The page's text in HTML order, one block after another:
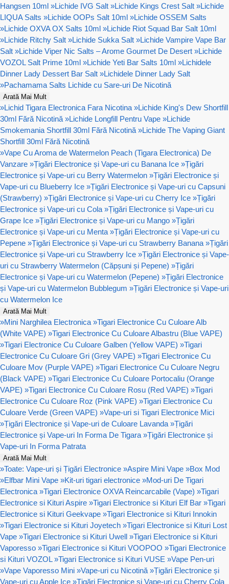
Hangsen 10ml »Lichide IVG Salt »Lichide Kings Crest Salt »Lichide
LIQUA Salts »Lichide OOPs Salt 10ml »Lichide OSSEM Salts
»Lichide OXVA OX Salts 10ml »Lichide Riot Squad Bar Salt 10ml
»Lichide Ritchy Salt »Lichide Sukka Salt »Lichide Vampire Vape Bar
Salt »Lichide Viper Nic Salts – Arome Gourmet De Desert »Lichide
VOZOL Salt Prime 10ml »Lichide Yeti Bar Salts 10ml »Lichidele
Dinner Lady Dessert Bar Salt »Lichidele Dinner Lady Salt
»Pachamama Salts Lichide cu Sare-uri De Nicotină
Arată Mai Mult
»Lichid Tigara Electronica Fara Nicotina »Lichide King's Dew Shortfill
30ml Fără Nicotină »Lichide Longfill Pentru Vape »Lichide
Smokemania Shortfill 30ml Fără Nicotină »Lichide The Vaping Giant
Shortfill 30ml Fără Nicotină
»Vape Cu Aroma de Watermelon Peach (Tigara Electronica) De
Vanzare »Țigări Electronice și Vape-uri cu Banana Ice »Țigări
Electronice și Vape-uri cu Berry Watermelon »Țigări Electronice și
Vape-uri cu Blueberry Ice »Țigări Electronice și Vape-uri cu Capsuni
(Strawberry) »Țigări Electronice și Vape-uri cu Cherry Ice »Țigări
Electronice și Vape-uri cu Cola »Țigări Electronice și Vape-uri cu
Grape Ice »Țigări Electronice și Vape-uri cu Mango »Țigări
Electronice și Vape-uri cu Menta »Țigări Electronice și Vape-uri cu
Pepene »Țigări Electronice și Vape-uri cu Strawberry Banana »Țigări
Electronice și Vape-uri cu Strawberry Ice »Țigări Electronice și Vape-
uri cu Strawberry Watermelon (Căpșuni și Pepene) »Țigări
Electronice și Vape-uri cu Watermelon (Pepene) »Țigări Electronice
și Vape-uri cu Watermelon Bubblegum »Țigări Electronice și Vape-uri
cu Watermelon Ice
Arată Mai Mult
»Mini Narghilea Electronica »Tigari Electronice Cu Culoare Alb
(White VAPE) »Tigari Electronice Cu Culoare Albastru (Blue VAPE)
»Tigari Electronice Cu Culoare Galben (Yellow VAPE) »Tigari
Electronice Cu Culoare Gri (Grey VAPE) »Tigari Electronice Cu
Culoare Mov (Purple VAPE) »Tigari Electronice Cu Culoare Negru
(Black VAPE) »Tigari Electronice Cu Culoare Portocaliu (Orange
VAPE) »Tigari Electronice Cu Culoare Rosu (Red VAPE) »Tigari
Electronice Cu Culoare Roz (Pink VAPE) »Tigari Electronice Cu
Culoare Verde (Green VAPE) »Vape-uri si Tigari Electronice Mici
»Țigări Electronice și Vape-uri de Culoare Lavanda »Țigări
Electronice și Vape-uri In Forma De Tigara »Țigări Electronice și
Vape-uri In Forma Patrata
Arată Mai Mult
»Toate: Vape-uri și Țigări Electronice »Aspire Mini Vape »Box Mod
»Elfbar Mini Vape »Kit-uri tigari electronice »Mod-uri De Tigari
Electronica »Tigari Electronice OXVA Reincarcabile (Vape) »Tigari
Electronice si Kituri Aspire »Tigari Electronice si Kituri Elf Bar »Tigari
Electronice si Kituri Geekvape »Tigari Electronice si Kituri Innokin
»Tigari Electronice si Kituri Joyetech »Tigari Electronice si Kituri Lost
Vape »Tigari Electronice si Kituri Uwell »Tigari Electronice si Kituri
Vaporesso »Tigari Electronice si Kituri VOOPOO »Tigari Electronice
si Kituri VOZOL »Tigari Electronice si Kituri VUSE »Vape Pen-uri
»Vape Vaporesso Mini »Vape-uri cu Nicotină »Țigări Electronice și
Vape-uri cu Apple Ice »Țigări Electronice și Vape-uri cu Cherry Cola